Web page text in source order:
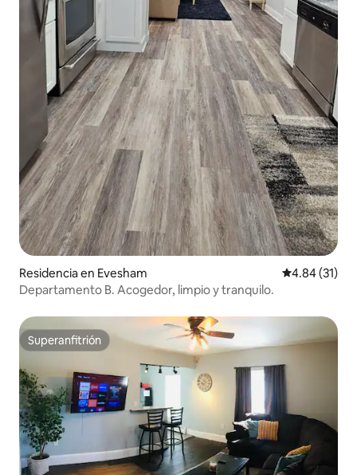
Residencia en Evesham Calificación
4.84 (31)
Departamento B. Acogedor, limpio y tranquilo.
Superanfitrión
Superanfitrión